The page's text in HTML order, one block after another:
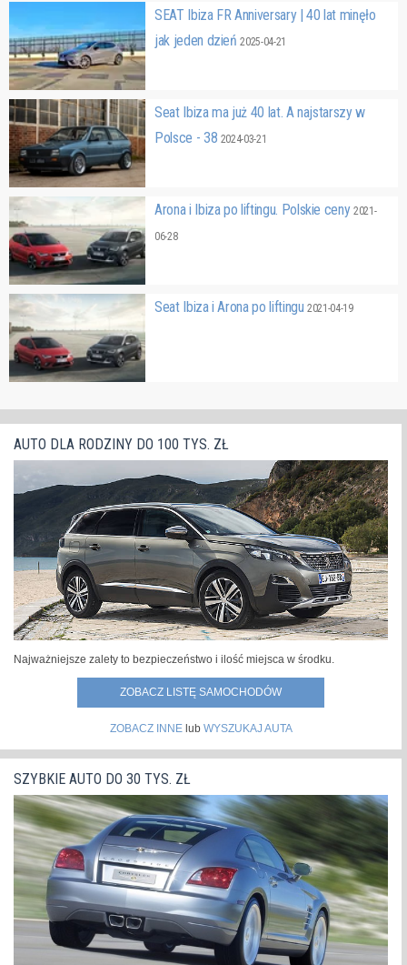
SEAT Ibiza FR Anniversary | 40 lat minęło
jak jeden dzień2025-04-21
Seat Ibiza ma już 40 lat. A najstarszy w
Polsce - 38 2024-03-21
Arona i Ibiza po liftingu. Polskie ceny 2021-
06-28
Seat Ibiza i Arona po liftingu2021-04-19
AUTO DLA RODZINY DO 100 TYS. ZŁ
Najważniejsze zalety to bezpieczeństwo i ilość miejsca w środku.
ZOBACZ LISTĘ SAMOCHODÓW
ZOBACZ INNElub WYSZUKAJ AUTA
SZYBKIE AUTO DO 30 TYS. ZŁ